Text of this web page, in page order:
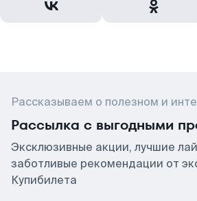
Рассказываем о полезном и
Рассылка с выгодными
Эксклюзивные акции, лучшие
заботливые рекомендации от
Купибилета